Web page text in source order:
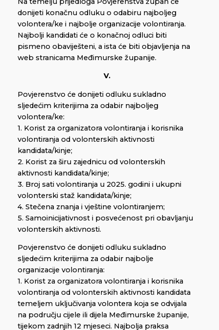
donijeti konačnu odluku o odabiru najboljeg
volontera/ke i najbolje organizacije volontiranja.
Najbolji kandidati će o konačnoj odluci biti
pismeno obaviješteni, a ista će biti objavljenja na
web stranicama Međimurske županije.
V.
Povjerenstvo će donijeti odluku sukladno
sljedećim kriterijima za odabir najboljeg
volontera/ke:
1. Korist za organizatora volontiranja i korisnika
volontiranja od volonterskih aktivnosti
kandidata/kinje;
2. Korist za širu zajednicu od volonterskih
aktivnosti kandidata/kinje;
3. Broj sati volontiranja u 2025. godini i ukupni
volonterski staž kandidata/kinje;
4. Stečena znanja i vještine volontiranjem;
5. Samoinicijativnost i posvećenost pri obavljanju
volonterskih aktivnosti.
Povjerenstvo će donijeti odluku sukladno
sljedećim kriterijima za odabir najbolje
organizacije volontiranja:
1. Korist za organizatora volontiranja i korisnika
volontiranja od volonterskih aktivnosti kandidata
temeljem uključivanja volontera koja se odvijala
na području cijele ili dijela Međimurske županije,
tijekom zadnjih 12 mjeseci. Najbolja praksa